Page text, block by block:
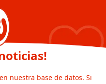
nuestra base de datos. Si